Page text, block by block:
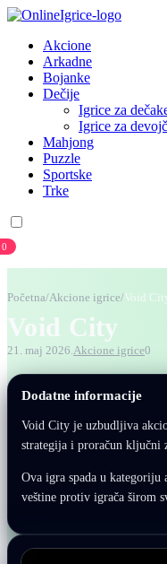
Akcione
Arkadne
Bojanke
Dečije
Igrice za
Igrice za
Mahjong
Puzzle
Sportske
Trke
0
Početna/Akcione igrice/Void
Void City
21. maj 2026.Akcione igrice0
Dodatne informacije
Void City je uzbudljiva
strategija i proračun ključni
Ova igra spada u
veštine protiv igrača širom